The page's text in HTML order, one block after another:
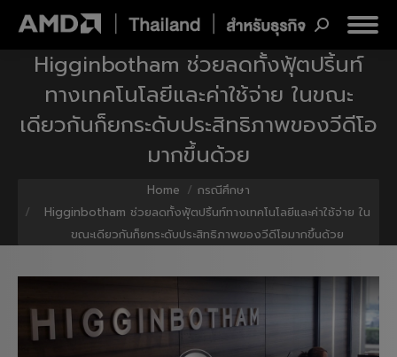
Search:
Higginbotham ช่วยลดทั้งฟุ้ตปริ้นท์
ทางเทคโนโลยีและค่าใช้จ่าย ในขณะ
เดียวกันก็ยกระดับประสิทธิภาพของวีดีโอ
มากขึ้นด้วย
Home
กรณีศึกษา
Higginbotham ช่วยลดทั้งฟุ้ตปริ้นท์ทางเทคโนโลยีและค่าใช้จ่าย ใน
ขณะเดียวกันก็ยกระดับประสิทธิภาพของวีดีโอมากขึ้นด้วย